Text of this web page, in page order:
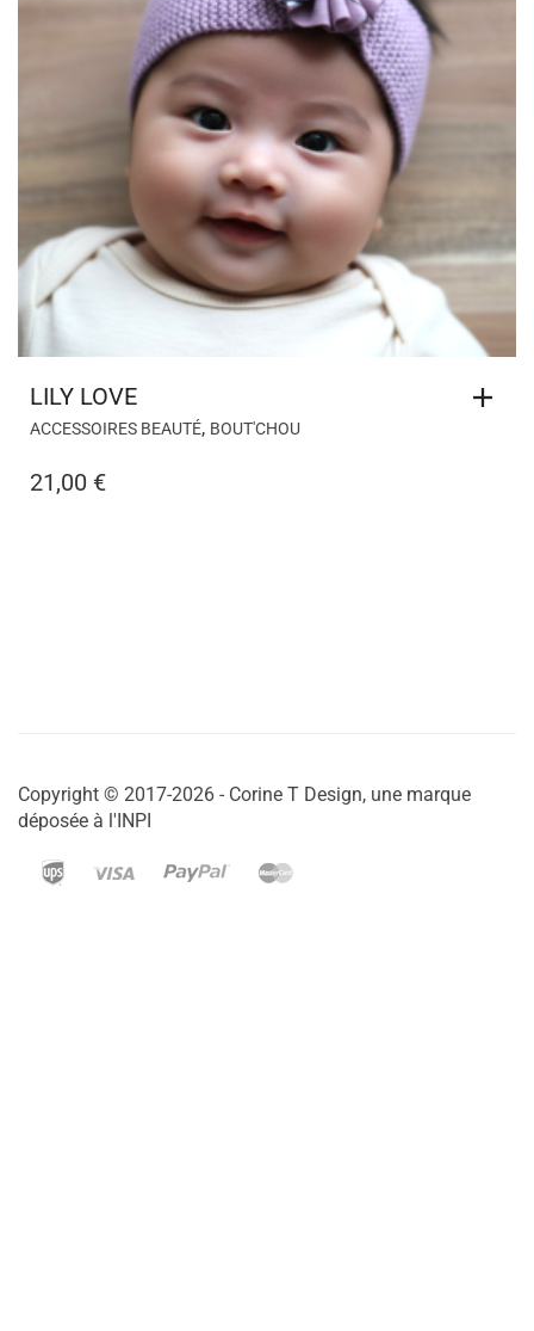
LILY LOVE
ACCESSOIRES BEAUTÉ, BOUT'CHOU
21,00 €
Copyright © 2017-2026 - Corine T Design, une marque
déposée à l'INPI